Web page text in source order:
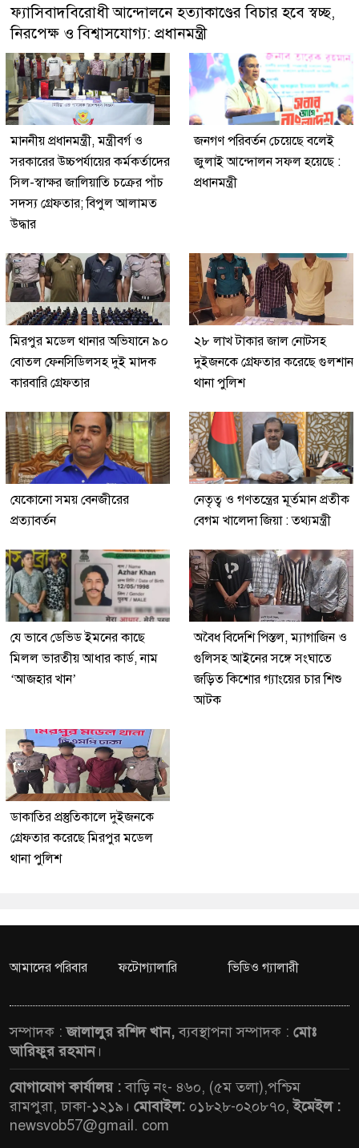
ফ্যাসিবাদবিরোধী আন্দোলনে হত্যাকাণ্ডের বিচার হবে স্বচ্ছ,
নিরপেক্ষ ও বিশ্বাসযোগ্য: প্রধানমন্ত্রী
মাননীয় প্রধানমন্ত্রী, মন্ত্রীবর্গ ও
সরকারের উচ্চপর্যায়ের কর্মকর্তাদের
সিল-স্বাক্ষর জালিয়াতি চক্রের পাঁচ
সদস্য গ্রেফতার; বিপুল আলামত
উদ্ধার
জনগণ পরিবর্তন চেয়েছে বলেই
জুলাই আন্দোলন সফল হয়েছে :
প্রধানমন্ত্রী
মিরপুর মডেল থানার অভিযানে ৯০
বোতল ফেনসিডিলসহ দুই মাদক
কারবারি গ্রেফতার
২৮ লাখ টাকার জাল নোটসহ
দুইজনকে গ্রেফতার করেছে গুলশান
থানা পুলিশ
যেকোনো সময় বেনজীরের
প্রত্যাবর্তন
নেতৃত্ব ও গণতন্ত্রের মূর্তমান প্রতীক
বেগম খালেদা জিয়া : তথ্যমন্ত্রী
যে ভাবে ডেভিড ইমনের কাছে
মিলল ভারতীয় আধার কার্ড, নাম
‘আজহার খান’
অবৈধ বিদেশি পিস্তল, ম্যাগাজিন ও
গুলিসহ আইনের সঙ্গে সংঘাতে
জড়িত কিশোর গ্যাংয়ের চার শিশু
আটক
ডাকাতির প্রস্তুতিকালে দুইজনকে
গ্রেফতার করেছে মিরপুর মডেল
থানা পুলিশ
আমাদের পরিবার ফটোগ্যালারি ভিডিও গ্যালারী
সম্পাদক :জালালুর রশিদ খান,ব্যবস্থাপনা সম্পাদক : মোঃ
আরিফুর রহমান।
যোগাযোগ কার্যালয় :বাড়ি নং- ৪৬০, (৫ম তলা),পশ্চিম
রামপুরা, ঢাকা-১২১৯। মোবাইল: ০১৮২৮-০২০৮৭০,ইমেইল :
newsvob57@gmail. com